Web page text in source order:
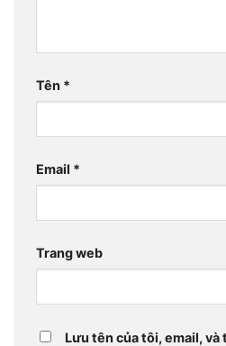
Tên *
Email *
Trang web
Lưu tên của tôi, email,